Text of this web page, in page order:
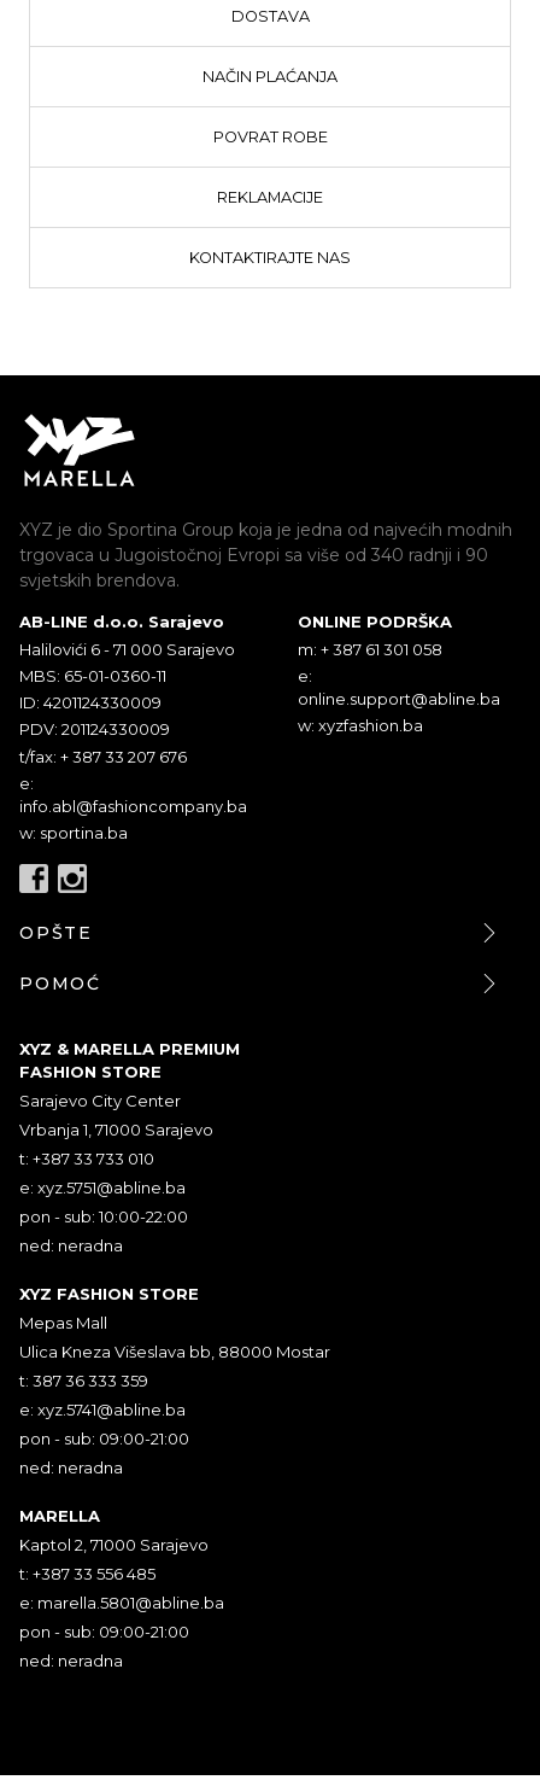
DOSTAVA
NAČIN PLAĆANJA
POVRAT ROBE
REKLAMACIJE
KONTAKTIRAJTE NAS
XYZ je dio Sportina Group koja je jedna od najvećih modnih
trgovaca u Jugoistočnoj Evropi sa više od 340 radnji i 90
svjetskih brendova.
AB-LINE d.o.o. Sarajevo
Halilovići 6 - 71 000 Sarajevo
MBS: 65-01-0360-11
ID: 4201124330009
PDV: 201124330009
t/fax: + 387 33 207 676
e:
info.abl@fashioncompany.ba
w: sportina.ba
ONLINE PODRŠKA
m: + 387 61 301 058
e:
online.support@abline.ba
w: xyzfashion.ba
OPŠTE
POMOĆ
XYZ & MARELLA PREMIUM
FASHION STORE
Sarajevo City Center
Vrbanja 1, 71000 Sarajevo
t: +387 33 733 010
e: xyz.5751@abline.ba
pon - sub: 10:00-22:00
ned: neradna
XYZ FASHION STORE
Mepas Mall
Ulica Kneza Višeslava bb, 88000 Mostar
t: 387 36 333 359
e: xyz.5741@abline.ba
pon - sub: 09:00-21:00
ned: neradna
MARELLA
Kaptol 2, 71000 Sarajevo
t: +387 33 556 485
e: marella.5801@abline.ba
pon - sub: 09:00-21:00
ned: neradna